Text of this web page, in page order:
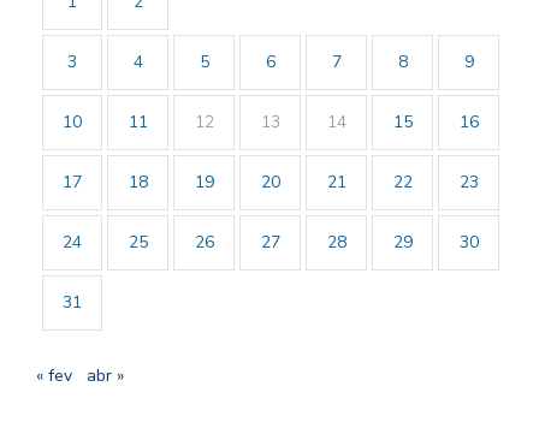
3 4 5 6 7 8 9
10 11 12 13 14 15 16
17 18 19 20 21 22 23
24 25 26 27 28 29 30
31
« fev abr »